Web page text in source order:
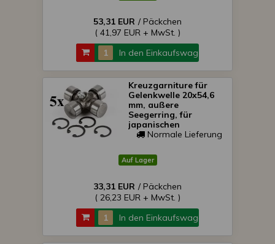
53,31 EUR / Päckchen
( 41,97 EUR + MwSt. )
In den Einkaufswagen
Kreuzgarniture für
Gelenkwelle 20x54,6
mm, außere
Seegerring, für
japanischen
Kleintraktoren, Packet
SONDERPREIS!
Normale Lieferung
Auf Lager
33,31 EUR / Päckchen
( 26,23 EUR + MwSt. )
In den Einkaufswagen